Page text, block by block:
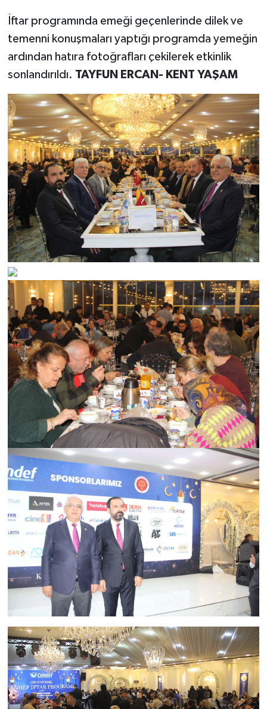
İftar programında emeği geçenlerinde dilek ve
temenni konuşmaları yaptığı programda yemeğin
ardından hatıra fotoğrafları çekilerek etkinlik
sonlandırıldı. TAYFUN ERCAN- KENT YAŞAM